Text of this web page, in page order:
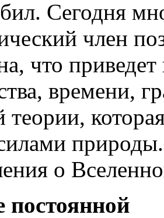
Сегодня
член
что
времени,
теории,
о
постоянной